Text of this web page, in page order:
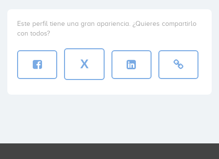
Este perfil tiene una gran apariencia. ¿Quieres compartirlo
con todos?
X